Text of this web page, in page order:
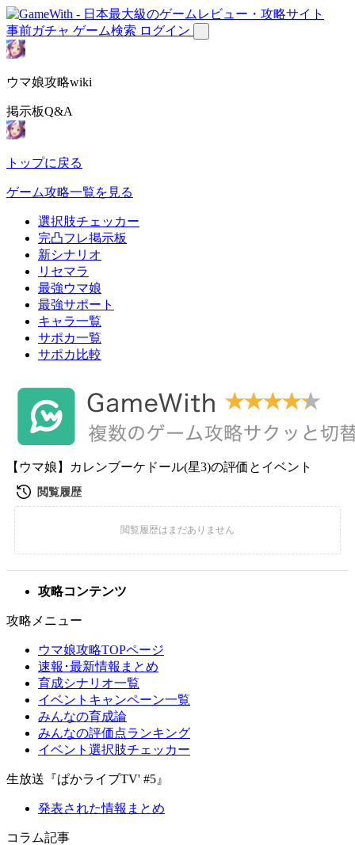
事前ガチャ ゲーム検索 ログイン
ウマ娘攻略wiki
掲示板Q&A
トップに戻る
ゲーム攻略一覧を見る
選択肢チェッカー
完凸フレ掲示板
新シナリオ
リセマラ
最強ウマ娘
最強サポート
キャラ一覧
サポカ一覧
サポカ比較
【ウマ娘】カレンブーケドール(星3)の評価とイベント
攻略コンテンツ
攻略メニュー
ウマ娘攻略TOPページ
速報･最新情報まとめ
育成シナリオ一覧
イベントキャンペーン一覧
みんなの育成論
みんなの評価点ランキング
イベント選択肢チェッカー
生放送『ぱかライブTV' #5』
発表された情報まとめ
コラム記事